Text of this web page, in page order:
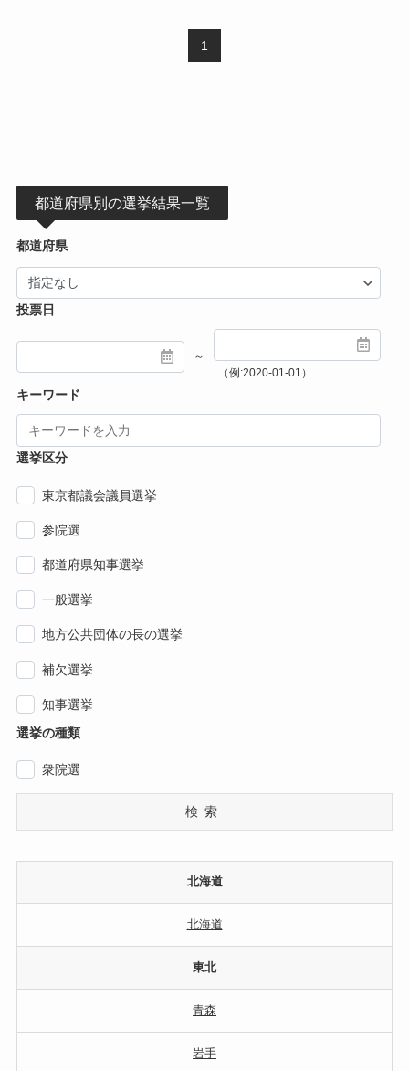
1
都道府県別の選挙結果一覧
都道府県
投票日
～
（例:2020-01-01）
キーワード
選挙区分
東京都議会議員選挙
参院選
都道府県知事選挙
一般選挙
地方公共団体の長の選挙
補欠選挙
知事選挙
選挙の種類
衆院選
検索
北海道
北海道
東北
青森
岩手